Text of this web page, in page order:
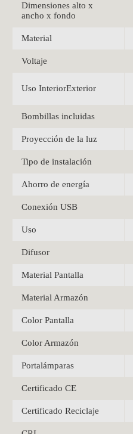
Dimensiones alto x
ancho x fondo
Material
Voltaje
Uso InteriorExterior
Bombillas incluidas
Proyección de la luz
Tipo de instalación
Ahorro de energía
Conexión USB
Uso
Difusor
Material Pantalla
Material Armazón
Color Pantalla
Color Armazón
Portalámparas
Certificado CE
Certificado Reciclaje